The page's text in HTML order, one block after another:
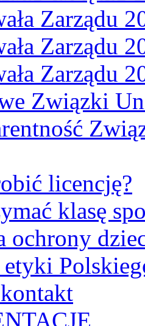
Zarządu
Zarządu
Zarządu
Związki
licencję?
klasę
ochrony
etyki